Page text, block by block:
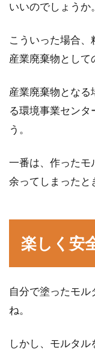
いいのでしょうか。
こういった場合、
産業廃棄物として
産業廃棄物となる
る環境事業センタ
う。
一番は、作ったモ
余ってしまったと
楽しく安
自分で塗ったモル
ね。
しかし、モルタル